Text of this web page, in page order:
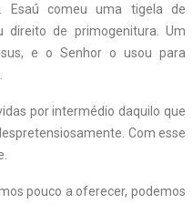
Esaú comeu uma tigela de
direito de primogenitura. Um
e o Senhor o usou para
por intermédio daquilo que
Com esse
pouco a oferecer, podemos